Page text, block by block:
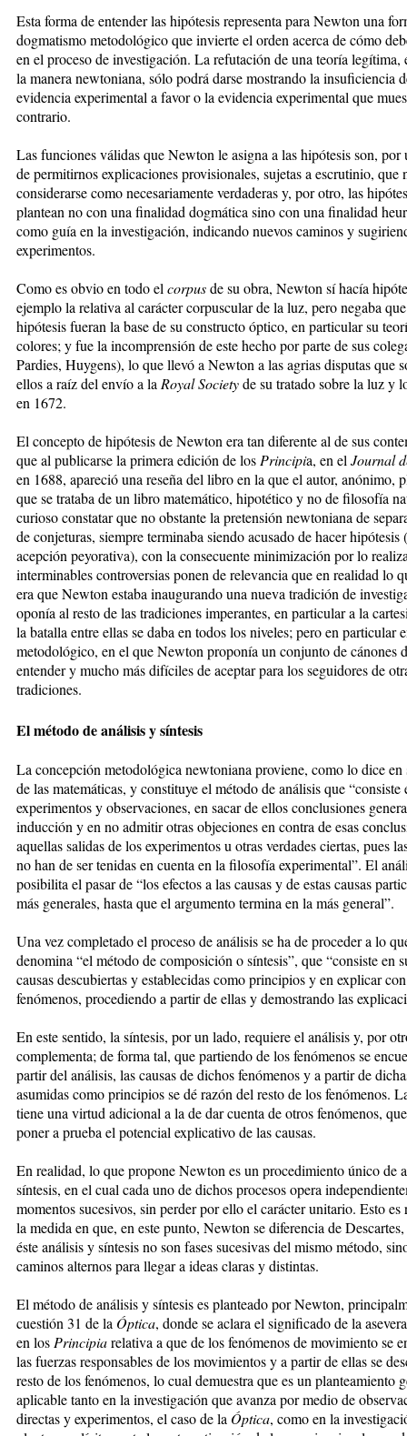
Esta forma de entender las hipótesis representa para Newton una
dogmatismo metodológico que invierte el orden acerca de cómo
en el proceso de investigación. La refutación de una teoría legítima,
la manera newtoniana, sólo podrá darse mostrando la insuficiencia
evidencia experimental a favor o la evidencia experimental que
contrario.
Las funciones válidas que Newton le asigna a las hipótesis son, por
de permitirnos explicaciones provisionales, sujetas a escrutinio, que
considerarse como necesariamente verdaderas y, por otro, las
plantean no con una finalidad dogmática sino con una finalidad
como guía en la investigación, indicando nuevos caminos y
experimentos.
Como es obvio en todo el corpusde su obra, Newton sí hacía
ejemplo la relativa al carácter corpuscular de la luz, pero negaba
hipótesis fueran la base de su constructo óptico, en particular su
colores; y fue la incomprensión de este hecho por parte de sus
Pardies, Huygens), lo que llevó a Newton a las agrias disputas que
ellos a raíz del envío a la Royal Societyde su tratado sobre la luz y
en 1672.
El concepto de hipótesis de Newton era tan diferente al de sus
que al publicarse la primera edición de los Principia, en el Journal
en 1688, apareció una reseña del libro en la que el autor, anónimo,
que se trataba de un libro matemático, hipotético y no de filosofía
curioso constatar que no obstante la pretensión newtoniana de
de conjeturas, siempre terminaba siendo acusado de hacer hipótesis
acepción peyorativa), con la consecuente minimización por lo
interminables controversias ponen de relevancia que en realidad lo
era que Newton estaba inaugurando una nueva tradición de
oponía al resto de las tradiciones imperantes, en particular a la
la batalla entre ellas se daba en todos los niveles; pero en particular
metodológico, en el que Newton proponía un conjunto de cánones
entender y mucho más difíciles de aceptar para los seguidores de
tradiciones.
El método de análisis y síntesis
La concepción metodológica newtoniana proviene, como lo dice
de las matemáticas, y constituye el método de análisis que “consiste
experimentos y observaciones, en sacar de ellos conclusiones
inducción y en no admitir otras objeciones en contra de esas
aquellas salidas de los experimentos u otras verdades ciertas, pues
no han de ser tenidas en cuenta en la filosofía experimental”. El
posibilita el pasar de “los efectos a las causas y de estas causas
más generales, hasta que el argumento termina en la más general”.
Una vez completado el proceso de análisis se ha de proceder a lo
denomina “el método de composición o síntesis”, que “consiste en
causas descubiertas y establecidas como principios y en explicar
fenómenos, procediendo a partir de ellas y demostrando las
En este sentido, la síntesis, por un lado, requiere el análisis y, por
complementa; de forma tal, que partiendo de los fenómenos se
partir del análisis, las causas de dichos fenómenos y a partir de
asumidas como principios se dé razón del resto de los fenómenos.
tiene una virtud adicional a la de dar cuenta de otros fenómenos,
poner a prueba el potencial explicativo de las causas.
En realidad, lo que propone Newton es un procedimiento único de
síntesis, en el cual cada uno de dichos procesos opera
momentos sucesivos, sin perder por ello el carácter unitario. Esto es
la medida en que, en este punto, Newton se diferencia de
éste análisis y síntesis no son fases sucesivas del mismo método,
caminos alternos para llegar a ideas claras y distintas.
El método de análisis y síntesis es planteado por Newton,
cuestión 31 de la Óptica, donde se aclara el significado de la
en los Principiarelativa a que de los fenómenos de movimiento se
las fuerzas responsables de los movimientos y a partir de ellas se
resto de los fenómenos, lo cual demuestra que es un planteamiento
aplicable tanto en la investigación que avanza por medio de
directas y experimentos, el caso de la Óptica, como en la